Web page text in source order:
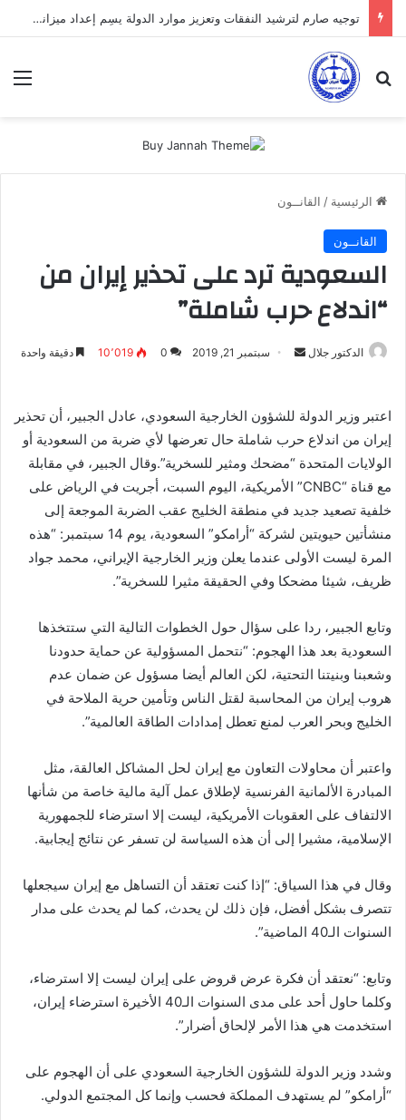
توجيه صارم لترشيد النفقات وتعزيز موارد الدولة يسِم إعداد ميزانية 2027
بحث عن
الرئيسية / القانــون
القانــون
السعودية ترد على تحذير إيران من
“اندلاع حرب شاملة”
الدكتور جلال
أرسل سبتمبر 21, 2019 0 10٬019 دقيقة واحدة
اعتبر وزير الدولة للشؤون الخارجية السعودي، عادل الجبير، أن تحذير
إيران من اندلاع حرب شاملة حال تعرضها لأي ضربة من السعودية أو
الولايات المتحدة “مضحك ومثير للسخرية”.وقال الجبير، في مقابلة
مع قناة “CNBC” الأمريكية، اليوم السبت، أجريت في الرياض على
خلفية تصعيد جديد في منطقة الخليج عقب الضربة الموجعة إلى
منشأتين حيويتين لشركة “أرامكو” السعودية، يوم 14 سبتمبر: “هذه
المرة ليست الأولى عندما يعلن وزير الخارجية الإيراني، محمد جواد
ظريف، شيئا مضحكا وفي الحقيقة مثيرا للسخرية”.
وتابع الجبير، ردا على سؤال حول الخطوات التالية التي ستتخذها
السعودية بعد هذا الهجوم: “نتحمل المسؤولية عن حماية حدودنا
وشعبنا وبنيتنا التحتية، لكن العالم أيضا مسؤول عن ضمان عدم
هروب إيران من المحاسبة لقتل الناس وتأمين حرية الملاحة في
الخليج وبحر العرب لمنع تعطل إمدادات الطاقة العالمية”.
واعتبر أن محاولات التعاون مع إيران لحل المشاكل العالقة، مثل
المبادرة الألمانية الفرنسية لإطلاق عمل آلية مالية خاصة من شأنها
الالتفاف على العقوبات الأمريكية، ليست إلا استرضاء للجمهورية
الإسلامية، مشيرا إلى أن هذه السياسة لن تسفر عن نتائج إيجابية.
وقال في هذا السياق: “إذا كنت تعتقد أن التساهل مع إيران سيجعلها
تتصرف بشكل أفضل، فإن ذلك لن يحدث، كما لم يحدث على مدار
السنوات الـ40 الماضية”.
وتابع: “نعتقد أن فكرة عرض قروض على إيران ليست إلا استرضاء،
وكلما حاول أحد على مدى السنوات الـ40 الأخيرة استرضاء إيران،
استخدمت هي هذا الأمر لإلحاق أضرار”.
وشدد وزير الدولة للشؤون الخارجية السعودي على أن الهجوم على
“أرامكو” لم يستهدف المملكة فحسب وإنما كل المجتمع الدولي.